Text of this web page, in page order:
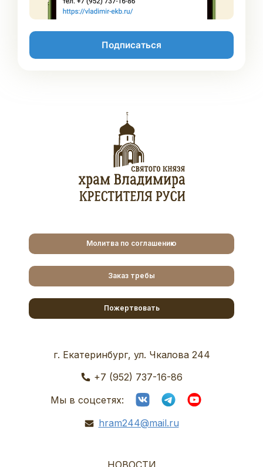
Подписаться
Молитва по соглашению
Заказ требы
Пожертвовать
г. Екатеринбург, ул. Чкалова 244
+7 (952) 737-16-86
Мы в соцсетях:
hram244@mail.ru
НОВОСТИ